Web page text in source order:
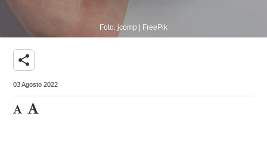
Foto: jcomp | FreePik
share
03 Agosto 2022